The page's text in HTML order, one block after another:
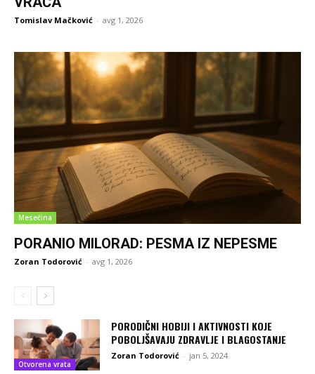
Tomislav Mačković - avg 1, 2026
Mesečina
PORANIO MILORAD: PESMA IZ NEPESME
Zoran Todorović - avg 1, 2026
Otvorena vrata
PORODIČNI HOBIJI I AKTIVNOSTI KOJE
POBOLJŠAVAJU ZDRAVLJE I BLAGOSTANJE
Zoran Todorović - jan 5, 2024